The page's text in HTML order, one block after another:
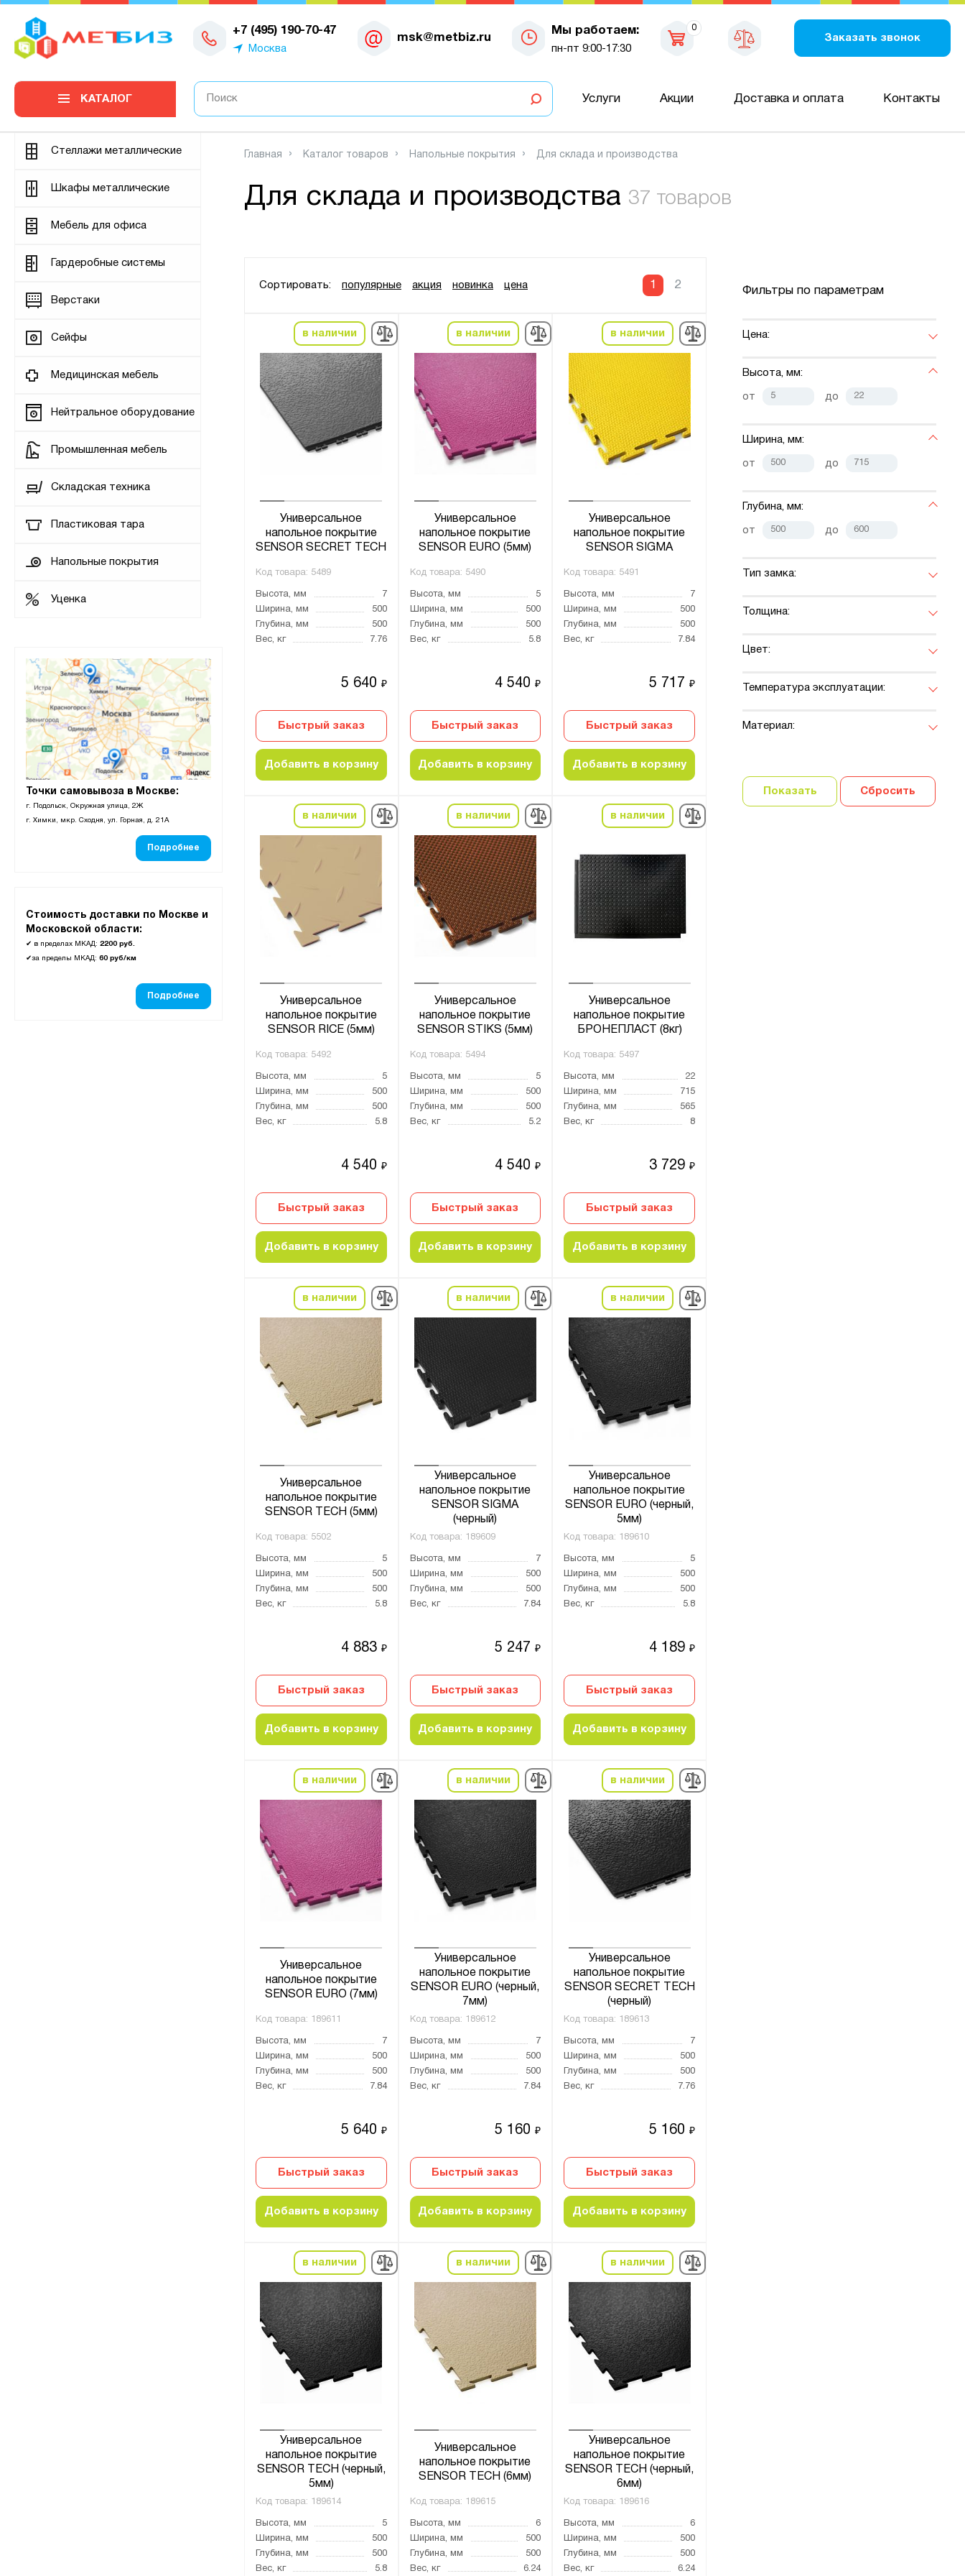
+7 (495) 190-70-47
Москва
msk@metbiz.ru
Мы работаем:
пн-пт 9:00-17:30
0
Заказать звонок
0
КАТАЛОГ Услуги Акции Доставка и оплата Контакты
Стеллажи металлические
Шкафы металлические
Мебель для офиса
Гардеробные системы
Верстаки
Сейфы
Медицинская мебель
Нейтральное оборудование
Промышленная мебель
Складская техника
Пластиковая тара
Напольные покрытия
Уценка
Точки самовывоза в Москве:
г. Подольск, Окружная улица, 2Ж
г. Химки, мкр. Сходня, ул. Горная, д. 21А
Подробнее
Стоимость доставки по Москве и
Московской области:
✔ в пределах МКАД: 2200 руб.
✔за пределы МКАД: 60 руб/км
Подробнее
Главная Каталог товаров Напольные покрытия Для склада и производства
Для склада и производства 37 товаров
Сортировать: популярные акция новинка цена 1 2
в наличии
Универсальное
напольное покрытие
SENSOR SECRET TECH
Код товара: 5489
Высота, мм
7
Ширина, мм
500
Глубина, мм
500
Вес, кг
7.76
5 640 ₽
Быстрый заказ
Добавить в корзину
в наличии
Универсальное
напольное покрытие
SENSOR EURO (5мм)
Код товара: 5490
Высота, мм
5
Ширина, мм
500
Глубина, мм
500
Вес, кг
5.8
4 540₽
Быстрый заказ
Добавить в корзину
в наличии
Универсальное
напольное покрытие
SENSOR SIGMA
Код товара: 5491
Высота, мм
7
Ширина, мм
500
Глубина, мм
500
Вес, кг
7.84
5 717 ₽
Быстрый заказ
Добавить в корзину
в наличии
Универсальное
напольное покрытие
SENSOR RICE (5мм)
Код товара: 5492
Высота, мм
5
Ширина, мм
500
Глубина, мм
500
Вес, кг
5.8
4 540 ₽
Быстрый заказ
Добавить в корзину
в наличии
Универсальное
напольное покрытие
SENSOR STIKS (5мм)
Код товара: 5494
Высота, мм
5
Ширина, мм
500
Глубина, мм
500
Вес, кг
5.2
4 540₽
Быстрый заказ
Добавить в корзину
в наличии
Универсальное
напольное покрытие
БРОНЕПЛАСТ (8кг)
Код товара: 5497
Высота, мм
22
Ширина, мм
715
Глубина, мм
565
Вес, кг
8
3 729 ₽
Быстрый заказ
Добавить в корзину
в наличии
Универсальное
напольное покрытие
SENSOR TECH (5мм)
Код товара: 5502
Высота, мм
5
Ширина, мм
500
Глубина, мм
500
Вес, кг
5.8
4 883 ₽
Быстрый заказ
Добавить в корзину
в наличии
Универсальное
напольное покрытие
SENSOR SIGMA
(черный)
Код товара: 189609
Высота, мм
7
Ширина, мм
500
Глубина, мм
500
Вес, кг
7.84
5 247₽
Быстрый заказ
Добавить в корзину
в наличии
Универсальное
напольное покрытие
SENSOR EURO (черный,
5мм)
Код товара: 189610
Высота, мм
5
Ширина, мм
500
Глубина, мм
500
Вес, кг
5.8
4 189 ₽
Быстрый заказ
Добавить в корзину
в наличии
Универсальное
напольное покрытие
SENSOR EURO (7мм)
Код товара: 189611
Высота, мм
7
Ширина, мм
500
Глубина, мм
500
Вес, кг
7.84
5 640 ₽
Быстрый заказ
Добавить в корзину
в наличии
Универсальное
напольное покрытие
SENSOR EURO (черный,
7мм)
Код товара: 189612
Высота, мм
7
Ширина, мм
500
Глубина, мм
500
Вес, кг
7.84
5 160₽
Быстрый заказ
Добавить в корзину
в наличии
Универсальное
напольное покрытие
SENSOR SECRET TECH
(черный)
Код товара: 189613
Высота, мм
7
Ширина, мм
500
Глубина, мм
500
Вес, кг
7.76
5 160 ₽
Быстрый заказ
Добавить в корзину
в наличии
Универсальное
напольное покрытие
SENSOR TECH (черный,
5мм)
Код товара: 189614
Высота, мм
5
Ширина, мм
500
Глубина, мм
500
Вес, кг
5.8
в наличии
Универсальное
напольное покрытие
SENSOR TECH (6мм)
Код товара: 189615
Высота, мм
6
Ширина, мм
500
Глубина, мм
500
Вес, кг
6.24
в наличии
Универсальное
напольное покрытие
SENSOR TECH (черный,
6мм)
Код товара: 189616
Высота, мм
6
Ширина, мм
500
Глубина, мм
500
Вес, кг
6.24
Фильтры по параметрам
Цена:
Высота, мм:
от до
Ширина, мм:
от до
Глубина, мм:
от до
Тип замка:
Толщина:
Цвет:
Температура эксплуатации:
Материал:
Показать Сбросить